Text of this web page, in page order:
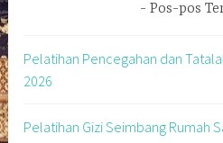
Pos-pos
Pelatihan Pencegahan dan
2026
Pelatihan Gizi Seimbang Rumah